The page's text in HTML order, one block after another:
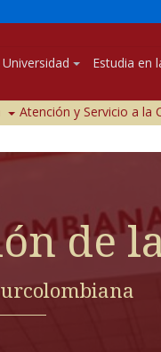
Universidad Estudia en
Atención y Servicio a la
de